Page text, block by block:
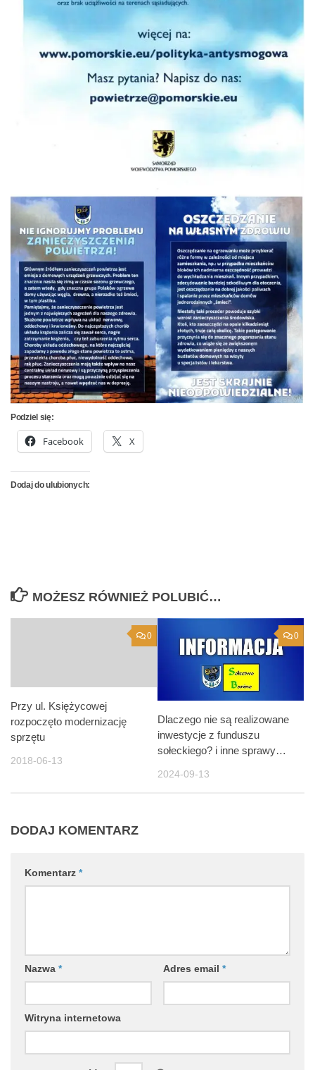
Podziel się:
Facebook X
Dodaj do ulubionych:
MOŻESZ RÓWNIEŻ POLUBIĆ…
0
Przy ul. Księżycowej
rozpoczęto modernizację
sprzętu
2018-06-13
0
Dlaczego nie są realizowane
inwestycje z funduszu
sołeckiego? i inne sprawy…
2024-09-13
DODAJ KOMENTARZ
Komentarz *
Nazwa * Adres email *
Witryna internetowa